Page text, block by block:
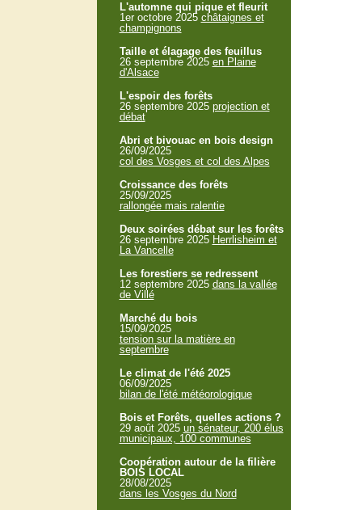
L'automne qui pique et fleurit
1er octobre 2025 châtaignes et
champignons
Taille et élagage des feuillus
26 septembre 2025 en Plaine
d'Alsace
L'espoir des forêts
26 septembre 2025 projection et
débat
Abri et bivouac en bois design
26/09/2025
col des Vosges et col des Alpes
Croissance des forêts
25/09/2025
rallongée mais ralentie
Deux soirées débat sur les forêts
26 septembre 2025 Herrlisheim et
La Vancelle
Les forestiers se redressent
12 septembre 2025 dans la vallée
de Villé
Marché du bois
15/09/2025
tension sur la matière en
septembre
Le climat de l'été 2025
06/09/2025
bilan de l'été météorologique
Bois et Forêts, quelles actions ?
29 août 2025 un sénateur, 200 élus
municipaux, 100 communes
Coopération autour de la filière
BOIS LOCAL
28/08/2025
dans les Vosges du Nord